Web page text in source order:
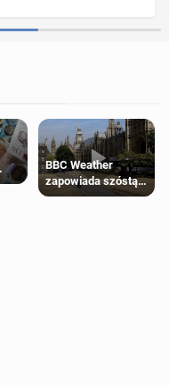
BBC Weather
zapowiada szóstą
falę upałów w